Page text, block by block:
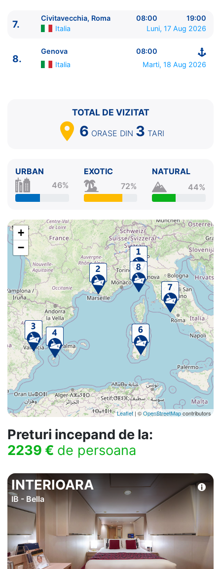
Valencia Spania 10:00 - 20:00
4.
Spania
6.
Cagliari, Sardinia
08:00 - 17:00
7. Civitavecchia, Roma
08:00 - 19:00
7.
Civitavecchia, Roma 08:00
19:00
Italia
Luni, 17 Aug 2026
8.
Genova
08:00
Italia
Marti, 18 Aug 2026
TOTAL DE VIZITAT
6 ORASE DIN 3 TARI
URBAN
46%
EXOTIC
72%
NATURAL
44%
+
−
Leaflet | ©OpenStreetMapcontributors
Preturi incepand de la:
2239 € de persoana
INTERIOARA
IB - Bella